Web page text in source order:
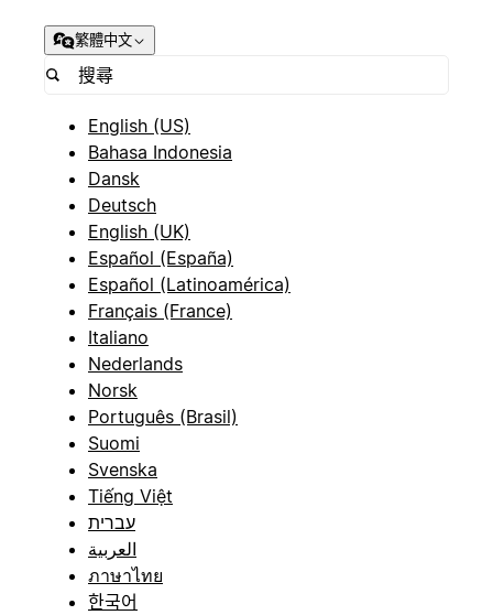
繁體中文
English (US)
Bahasa Indonesia
Dansk
Deutsch
English (UK)
Español (España)
Español (Latinoamérica)
Français (France)
Italiano
Nederlands
Norsk
Português (Brasil)
Suomi
Svenska
Tiếng Việt
עברית
العربية
ภาษาไทย
한국어